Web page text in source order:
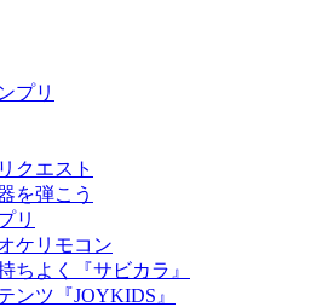
プリ
クエスト
を弾こう
リ
ケリモコン
ちよく『サビカラ』
ンツ『JOYKIDS』